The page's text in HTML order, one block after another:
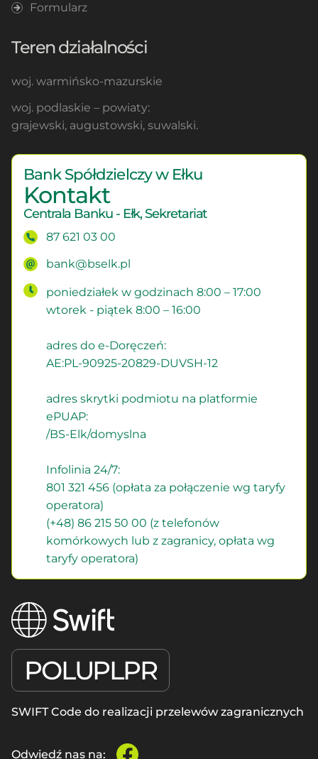
Formularz
Teren działalności
woj. warmińsko-mazurskie
woj. podlaskie – powiaty:
grajewski, augustowski, suwalski.
Bank Spółdzielczy w Ełku
Kontakt
Centrala Banku - Ełk, Sekretariat
87 621 03 00
bank@bselk.pl
poniedziałek w godzinach 8:00 – 17:00
wtorek - piątek 8:00 – 16:00
adres do e-Doręczeń:
AE:PL-90925-20829-DUVSH-12
adres skrytki podmiotu na platformie
ePUAP:
/BS-Elk/domyslna
Infolinia 24/7:
801 321 456 (opłata za połączenie wg taryfy
operatora)
(+48) 86 215 50 00 (z telefonów
komórkowych lub z zagranicy, opłata wg
taryfy operatora)
POLUPLPR
SWIFT Code do realizacji przelewów zagranicznych
Odwiedź nas na: facebook